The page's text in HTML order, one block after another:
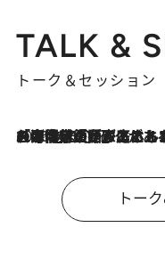
TALK &
トーク＆セッション
2026.8.3
「今後値上げがあるとすれば…」「リスクがあるのは今年の冬」エネルギー専門家が語る、ホルムズ海峡封鎖が家庭にもたらす“ある心配”
トー